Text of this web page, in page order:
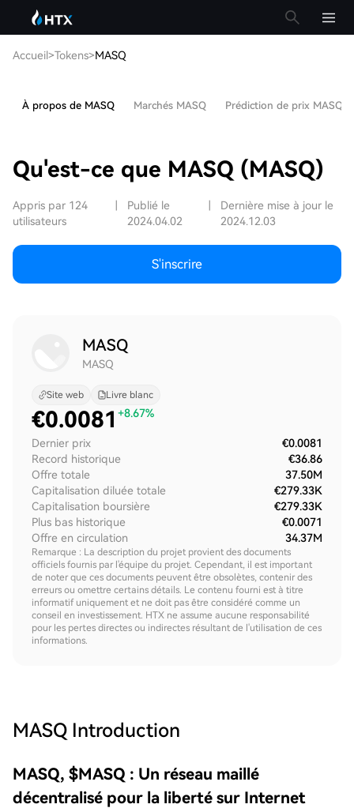
Accueil>Tokens>MASQ
À propos de MASQ Marchés MASQ Prédiction de prix MASQ
Qu'est-ce que MASQ (MASQ)
Appris par 124
utilisateurs
Publié le
2024.04.02
Dernière mise à jour le
2024.12.03
S'inscrire
MASQ
MASQ
Site web Livre blanc
€0.0081 +8.67%
Dernier prix
€0.0081
Record historique
€36.86
Offre totale
37.50M
Capitalisation diluée totale
€279.33K
Capitalisation boursière
€279.33K
Plus bas historique
€0.0071
Offre en circulation
34.37M
Remarque : La description du projet provient des documents
officiels fournis par l'équipe du projet. Cependant, il est important
de noter que ces documents peuvent être obsolètes, contenir des
erreurs ou omettre certains détails. Le contenu fourni est à titre
informatif uniquement et ne doit pas être considéré comme un
conseil en investissement. HTX ne assume aucune responsabilité
pour les pertes directes ou indirectes résultant de l'utilisation de ces
informations.
MASQ Introduction
MASQ, $MASQ : Un réseau maillé
décentralisé pour la liberté sur Internet